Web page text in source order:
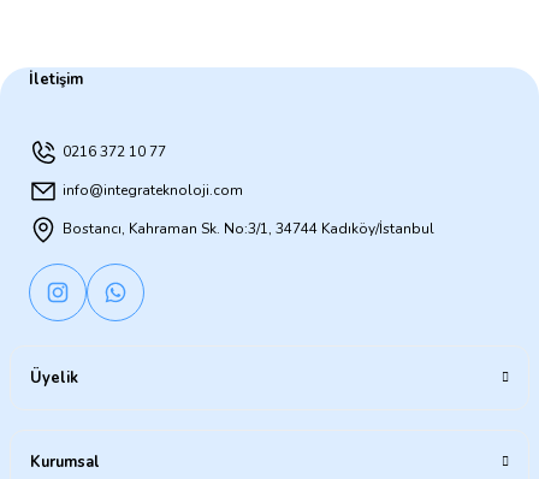
İletişim
0216 372 10 77
info@integrateknoloji.com
Bostancı, Kahraman Sk. No:3/1, 34744 Kadıköy/İstanbul
Üyelik
Kurumsal